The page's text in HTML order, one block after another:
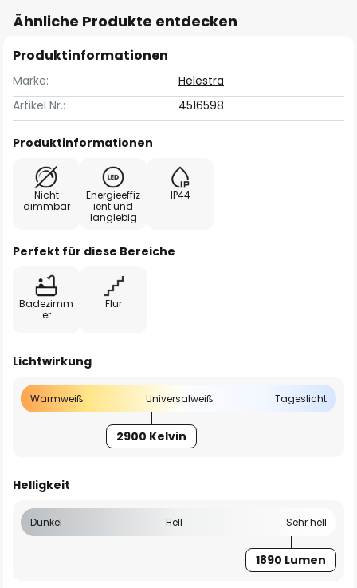
Ähnliche Produkte entdecken
Produktinformationen
Marke:
Helestra
Artikel Nr.:
4516598
Produktinformationen
Nicht
dimmbar
Energieeffiz
ient und
langlebig
IP44
Perfekt für diese Bereiche
Badezimm
er
Flur
Lichtwirkung
Warmweiß Universalweiß Tageslicht
2900 Kelvin
Helligkeit
Dunkel Hell Sehr hell
1890 Lumen